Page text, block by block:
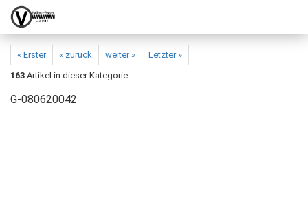
« Erster « zurück weiter »
Letzter »
163 Artikel in dieser Kategorie
G-080620042